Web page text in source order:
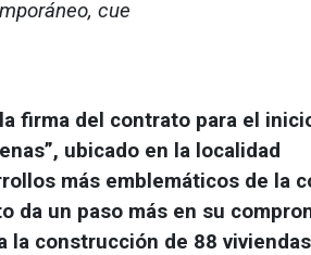
cue
firma del contrato para el
ubicado en la localidad
más emblemáticos de la
da un paso más en su
la construcción de 88